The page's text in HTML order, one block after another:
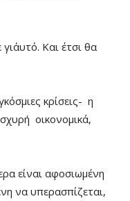
Και έτσι θα
κρίσεις- η
οικονομικά,
είναι αφοσιωμένη
να υπερασπίζεται,